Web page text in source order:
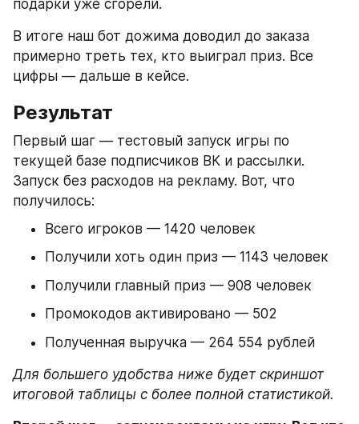
подарки уже сгорели.
В итоге наш бот дожима доводил до заказа
примерно треть тех, кто выиграл приз. Все
цифры — дальше в кейсе.
Результат
Первый шаг — тестовый запуск игры по
текущей базе подписчиков ВК и рассылки.
Запуск без расходов на рекламу. Вот, что
получилось:
Всего игроков — 1420 человек
Получили хоть один приз — 1143 человек
Получили главный приз — 908 человек
Промокодов активировано — 502
Полученная выручка — 264 554 рублей
Для большего удобства ниже будет скриншот
итоговой таблицы с более полной статистикой.